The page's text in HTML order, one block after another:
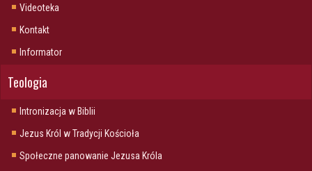
Videoteka
Kontakt
Informator
Teologia
Intronizacja w Biblii
Jezus Król w Tradycji Kościoła
Społeczne panowanie Jezusa Króla